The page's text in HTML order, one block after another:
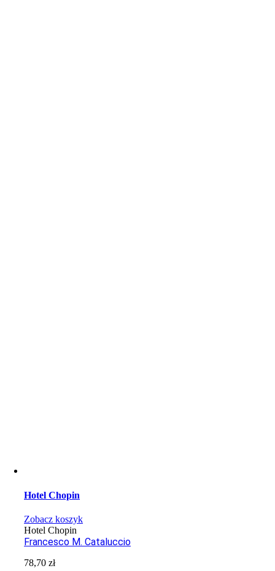
Hotel Chopin
Zobacz koszyk
Hotel Chopin
Francesco M. Cataluccio
78,70zł